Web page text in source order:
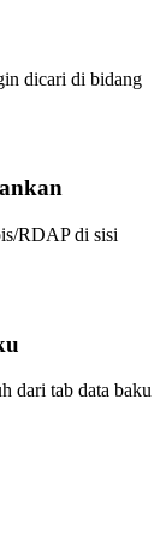
dicari di bidang
RDAP di sisi
dari tab data baku